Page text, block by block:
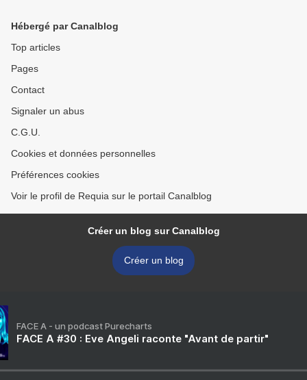
Hébergé par Canalblog
Top articles
Pages
Contact
Signaler un abus
C.G.U.
Cookies et données personnelles
Préférences cookies
Voir le profil de Requia sur le portail Canalblog
Créer un blog sur Canalblog
Créer un blog
FACE A - un podcast Purecharts
FACE A #30 : Eve Angeli raconte "Avant de partir"